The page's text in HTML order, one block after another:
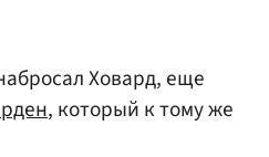
Ховард, еще
, который к тому же